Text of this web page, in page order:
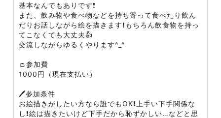
基本なんでもありです❗
また、飲み物や食べ物などを持ち寄って食べたり飲ん
だりお話しながら絵を描きます❗もちろん飲食物を持っ
てこなくても大丈夫👍
交流しながらゆるくやります^_^
👛参加費
1000円（現在支払い）
🖊参加条件
お絵描きがしたい方なら誰でもOK❗上手い下手関係な
し❗絵は描きたいけど下手だから恥ずかしい…などと思